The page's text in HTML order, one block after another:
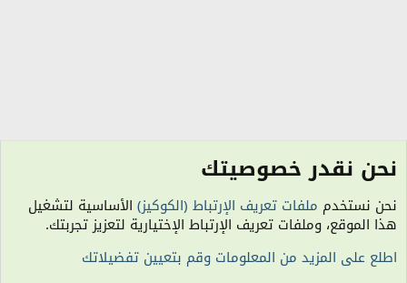
الأناقة والأزياء ملابس عصرية وتقليدية
الكوكيز
نحن نقدر خصوصيتك
نحن نستخدم ملفات تعريف الإرتباط (الكوكيز) الأساسية لتشغيل
هذا الموقع، وملفات تعريف الإرتباط الإختيارية لتعزيز تجربتك.
اطلع على المزيد من المعلومات وقم بتعيين تفضيلاتك